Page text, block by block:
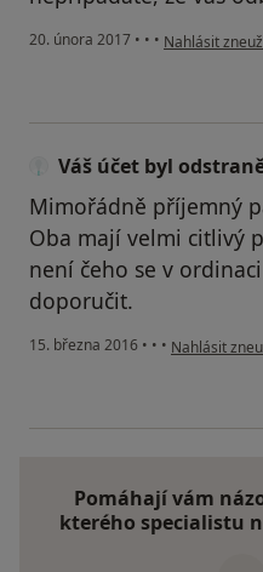
20. února 2017 • • • podle názoru
Nahlásit
Váš účet byl
Mimořádně příjemný
Oba mají velmi citlivý
není čeho se v
doporučit.
15. března 2016 • • • podle názoru
Nahlásit
Pomáhají vám
kterého specialistu